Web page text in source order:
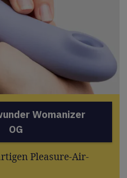
Womanizer
OG
Pleasure-Air-